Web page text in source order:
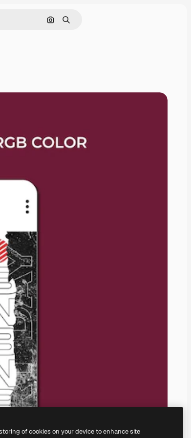
Nach Bild suchen
Suchen
of cookies on your device to enhance site